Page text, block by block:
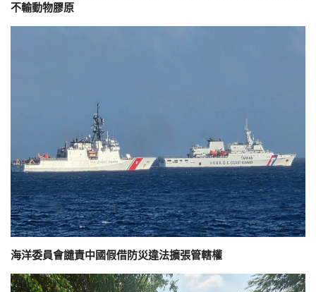
不輸動物膠原
海洋委員會譴責中國假借防災違法擴張管轄權